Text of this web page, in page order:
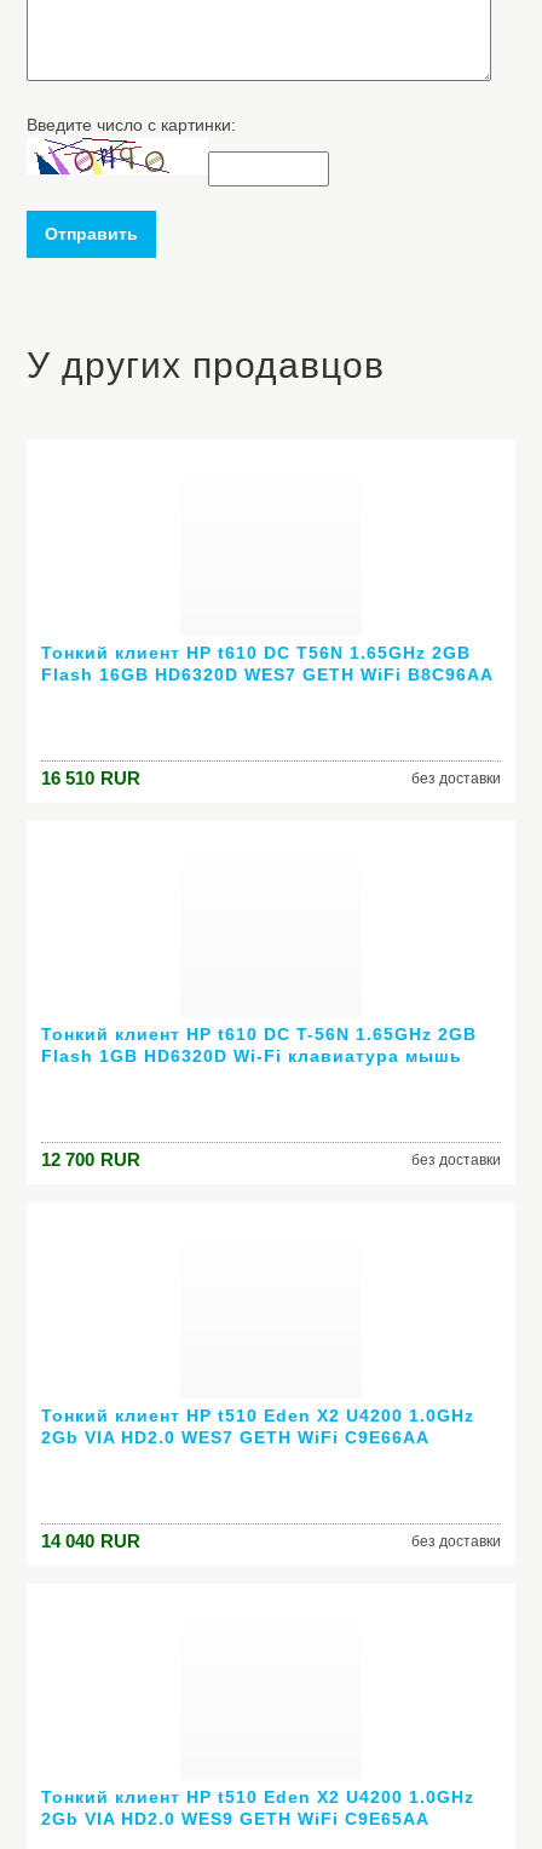
Введите число с картинки:
Отправить
У других продавцов
Тонкий клиент HP t610 DC T56N 1.65GHz 2GB
Flash 16GB HD6320D WES7 GETH WiFi B8C96AA
16 510 RUR без доставки
Тонкий клиент HP t610 DC T-56N 1.65GHz 2GB
Flash 1GB HD6320D Wi-Fi клавиатура мышь
12 700 RUR без доставки
Тонкий клиент HP t510 Eden X2 U4200 1.0GHz
2Gb VIA HD2.0 WES7 GETH WiFi C9E66AA
14 040 RUR без доставки
Тонкий клиент HP t510 Eden X2 U4200 1.0GHz
2Gb VIA HD2.0 WES9 GETH WiFi C9E65AA